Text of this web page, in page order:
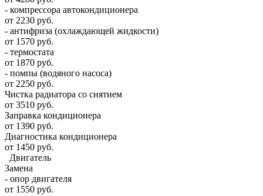
- компрессора автокондиционера
от 2230 руб.
- антифриза (охлаждающей жидкости)
от 1570 руб.
- термостата
от 1870 руб.
- помпы (водяного насоса)
от 2250 руб.
Чистка радиатора со снятием
от 3510 руб.
Заправка кондиционера
от 1390 руб.
Диагностика кондиционера
от 1450 руб.
Двигатель
Замена
- опор двигателя
от 1550 руб.